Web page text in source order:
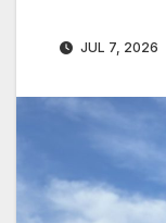
JUL 7, 2026